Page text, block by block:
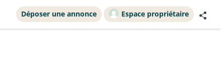
Déposer une annonce Espace propriétaire